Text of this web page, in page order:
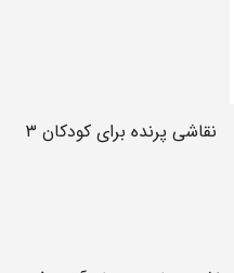
نقاشی پرنده برای کودکان ۳